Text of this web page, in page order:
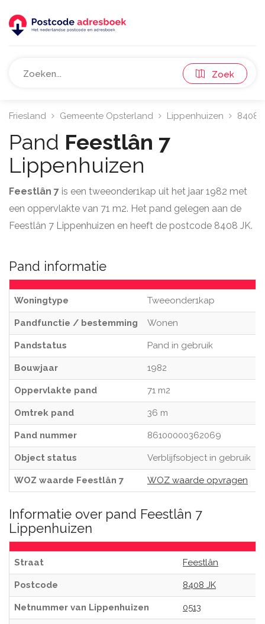
Zoek
Friesland Gemeente Opsterland Lippenhuizen 8408
Pand Feestlân 7
Lippenhuizen
Feestlân 7 is een tweeonder1kap uit het jaar 1982 met
een oppervlakte van 71 m2. Het pand gelegen aan de
Feestlân 7 Lippenhuizen en heeft de postcode 8408 JK.
Pand informatie
Woningtype Tweeonder1kap
Pandfunctie / bestemming Wonen
Pandstatus Pand in gebruik
Bouwjaar 1982
Oppervlakte pand 71 m2
Omtrek pand 36 m
Pand nummer 86100000362069
Object status Verblijfsobject in gebruik
WOZ waarde Feestlân 7 WOZ waarde opvragen
Informatie over pand Feestlân 7
Lippenhuizen
Straat Feestlân
Postcode 8408 JK
Netnummer van Lippenhuizen 0513